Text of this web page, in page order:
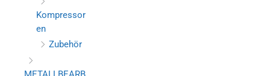
Kompressor
en
Zubehör